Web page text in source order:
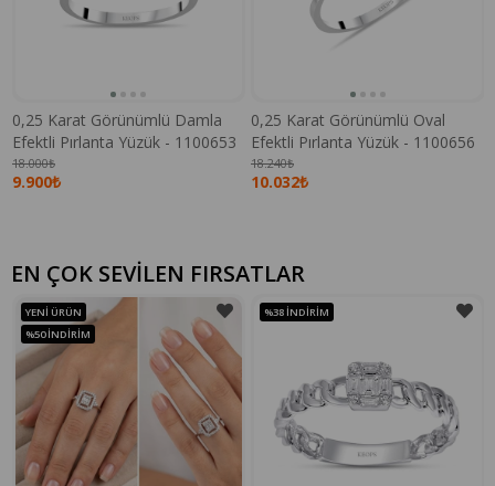
0,25 Karat Görünümlü Damla
Efektli Pırlanta Yüzük - 1100653
9.900₺
18.000₺
0,25 Karat Görünümlü Oval
Efektli Pırlanta Yüzük - 1100656
10.032₺
18.240₺
EN ÇOK SEVİLEN FIRSATLAR
YENI ÜRÜN
%50 İNDIRIM
%38 İNDIRIM